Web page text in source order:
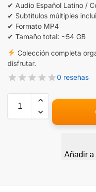
✔ Audio Español Latino /
✔ Subtítulos múltiples
✔ Formato MP4
✔ Tamaño total: ~54 GB
Colección completa
disfrutar.
0 reseñas
Añadir a